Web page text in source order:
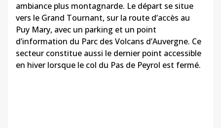
ambiance plus montagnarde. Le départ se situe
vers le Grand Tournant, sur la route d’accès au
Puy Mary, avec un parking et un point
d’information du Parc des Volcans d’Auvergne. Ce
secteur constitue aussi le dernier point accessible
en hiver lorsque le col du Pas de Peyrol est fermé.